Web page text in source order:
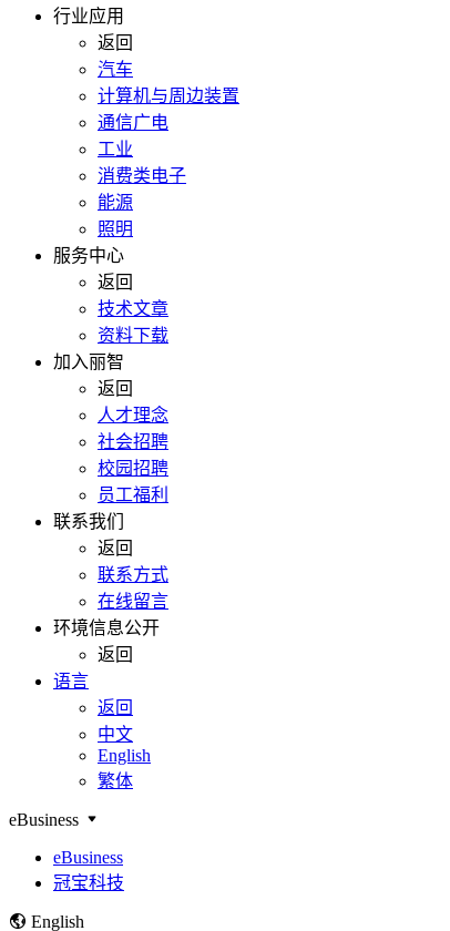
行业应用
返回
汽车
计算机与周边装置
通信广电
工业
消费类电子
能源
照明
服务中心
返回
技术文章
资料下载
加入丽智
返回
人才理念
社会招聘
校园招聘
员工福利
联系我们
返回
联系方式
在线留言
环境信息公开
返回
语言
返回
中文
English
繁体
eBusiness
eBusiness
冠宝科技
English